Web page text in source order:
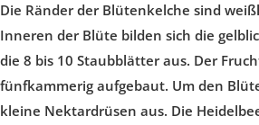
Die Ränder der Blütenkelche sind
Inneren der Blüte bilden sich die
die 8 bis 10 Staubblätter aus. Der
fünfkammerig aufgebaut. Um den
kleine Nektardrüsen aus. Die